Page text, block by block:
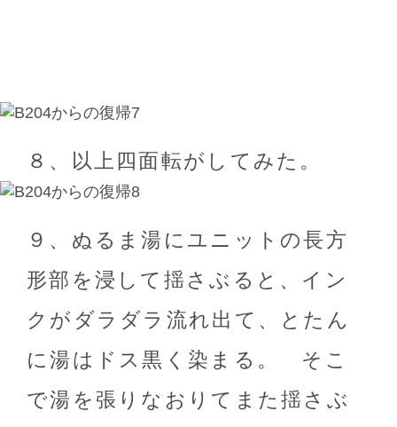
８、以上四面転がしてみた。
９、ぬるま湯にユニットの長方
形部を浸して揺さぶると、イン
クがダラダラ流れ出て、とたん
に湯はドス黒く染まる。 そこ
で湯を張りなおりてまた揺さぶ